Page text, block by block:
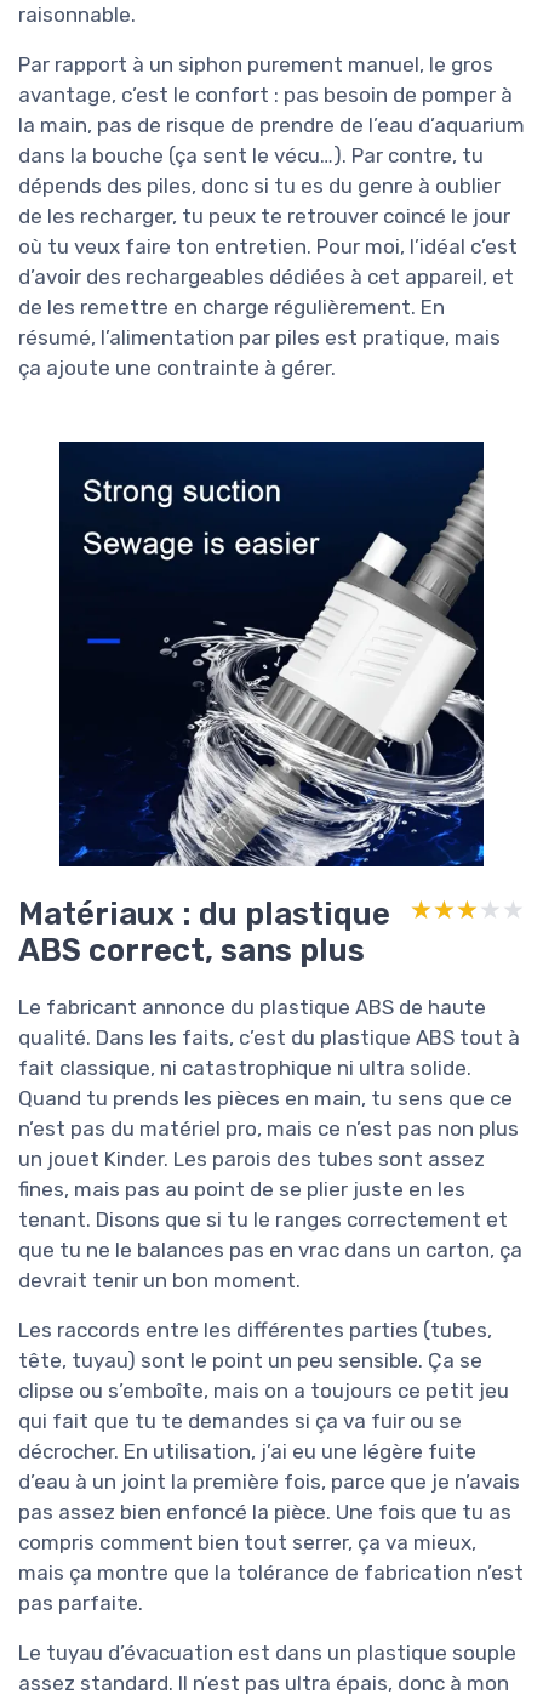
raisonnable.
Par rapport à un siphon purement manuel, le gros
avantage, c’est le confort : pas besoin de pomper à
la main, pas de risque de prendre de l’eau d’aquarium
dans la bouche (ça sent le vécu…). Par contre, tu
dépends des piles, donc si tu es du genre à oublier
de les recharger, tu peux te retrouver coincé le jour
où tu veux faire ton entretien. Pour moi, l’idéal c’est
d’avoir des rechargeables dédiées à cet appareil, et
de les remettre en charge régulièrement. En
résumé, l’alimentation par piles est pratique, mais
ça ajoute une contrainte à gérer.
Matériaux : du plastique
ABS correct, sans plus
★★★★★
★★★★★
Le fabricant annonce du plastique ABS de haute
qualité. Dans les faits, c’est du plastique ABS tout à
fait classique, ni catastrophique ni ultra solide.
Quand tu prends les pièces en main, tu sens que ce
n’est pas du matériel pro, mais ce n’est pas non plus
un jouet Kinder. Les parois des tubes sont assez
fines, mais pas au point de se plier juste en les
tenant. Disons que si tu le ranges correctement et
que tu ne le balances pas en vrac dans un carton, ça
devrait tenir un bon moment.
Les raccords entre les différentes parties (tubes,
tête, tuyau) sont le point un peu sensible. Ça se
clipse ou s’emboîte, mais on a toujours ce petit jeu
qui fait que tu te demandes si ça va fuir ou se
décrocher. En utilisation, j’ai eu une légère fuite
d’eau à un joint la première fois, parce que je n’avais
pas assez bien enfoncé la pièce. Une fois que tu as
compris comment bien tout serrer, ça va mieux,
mais ça montre que la tolérance de fabrication n’est
pas parfaite.
Le tuyau d’évacuation est dans un plastique souple
assez standard. Il n’est pas ultra épais, donc à mon